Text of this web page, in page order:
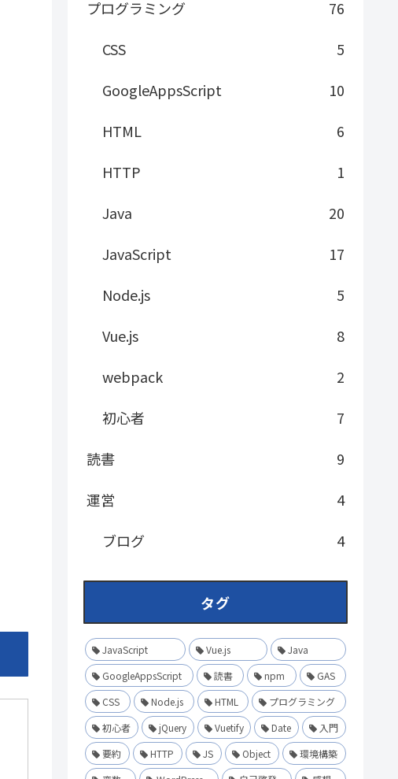
プログラミング
76
CSS
5
GoogleAppsScript
10
HTML
6
HTTP
1
Java
20
JavaScript
17
Node.js
5
Vue.js
8
webpack
2
初心者
7
読書
9
運営
4
ブログ
4
タグ
JavaScript Vue.js
Java
GoogleAppsScript
読書 npm
GAS
CSS
Node.js HTML
プログラミング
初心者
jQuery Vuetify Date
入門
要約
HTTP JS Object
環境構築